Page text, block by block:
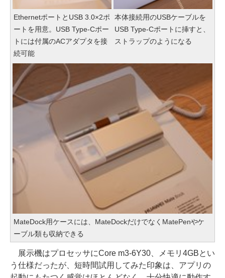
EthernetポートとUSB 3.0×2ポ
ートを用意。USB Type-Cポー
トには付属のACアダプタを接
続可能
本体接続用のUSBケーブルを
USB Type-Cポートに挿すと、
ストラップのようになる
MateDock用ケースには、MateDockだけでなくMatePenやケ
ーブル類も収納できる
展示機はプロセッサにCore m3-6Y30、メモリ4GBとい
う仕様だったが、短時間試用してみた印象は、アプリの